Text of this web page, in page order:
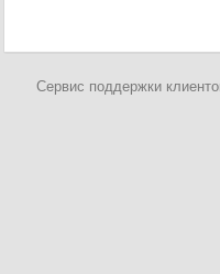
Сервис поддержки